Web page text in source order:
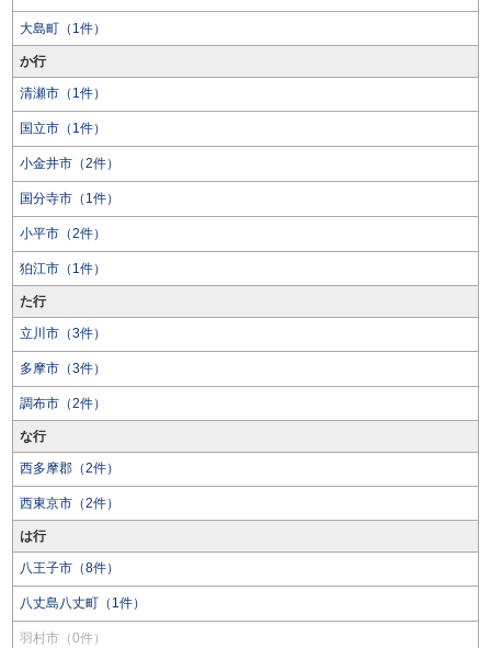
大島町（1件）
か行
清瀬市（1件）
国立市（1件）
小金井市（2件）
国分寺市（1件）
小平市（2件）
狛江市（1件）
た行
立川市（3件）
多摩市（3件）
調布市（2件）
な行
西多摩郡（2件）
西東京市（2件）
は行
八王子市（8件）
八丈島八丈町（1件）
羽村市（0件）